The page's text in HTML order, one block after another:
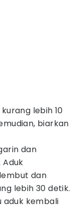
lebih 10
biarkan
dan
Aduk
dan
lebih 30 detik.
aduk kembali